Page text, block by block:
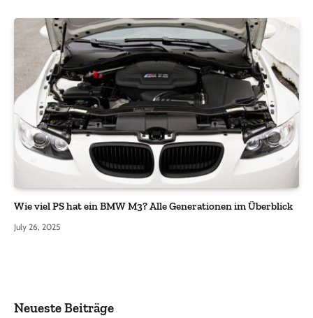
Wie viel PS hat ein BMW M3? Alle Generationen im Überblick
July 26, 2025
Neueste Beiträge